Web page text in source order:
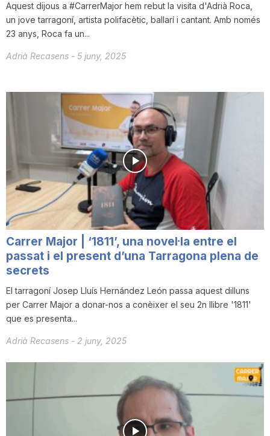
Aquest dijous a #CarrerMajor hem rebut la visita d'Adrià Roca,
un jove tarragoní, artista polifacètic, ballarí i cantant. Amb només
23 anys, Roca fa un...
Adrià Recasens - 5 juny, 2025
Carrer Major | ‘1811’, una novel·la entre el
passat i el present d’una Tarragona plena de
secrets
El tarragoní Josep Lluís Hernández León passa aquest dilluns
per Carrer Major a donar-nos a conèixer el seu 2n llibre '1811'
que es presenta...
Adrià Recasens - 2 juny, 2025